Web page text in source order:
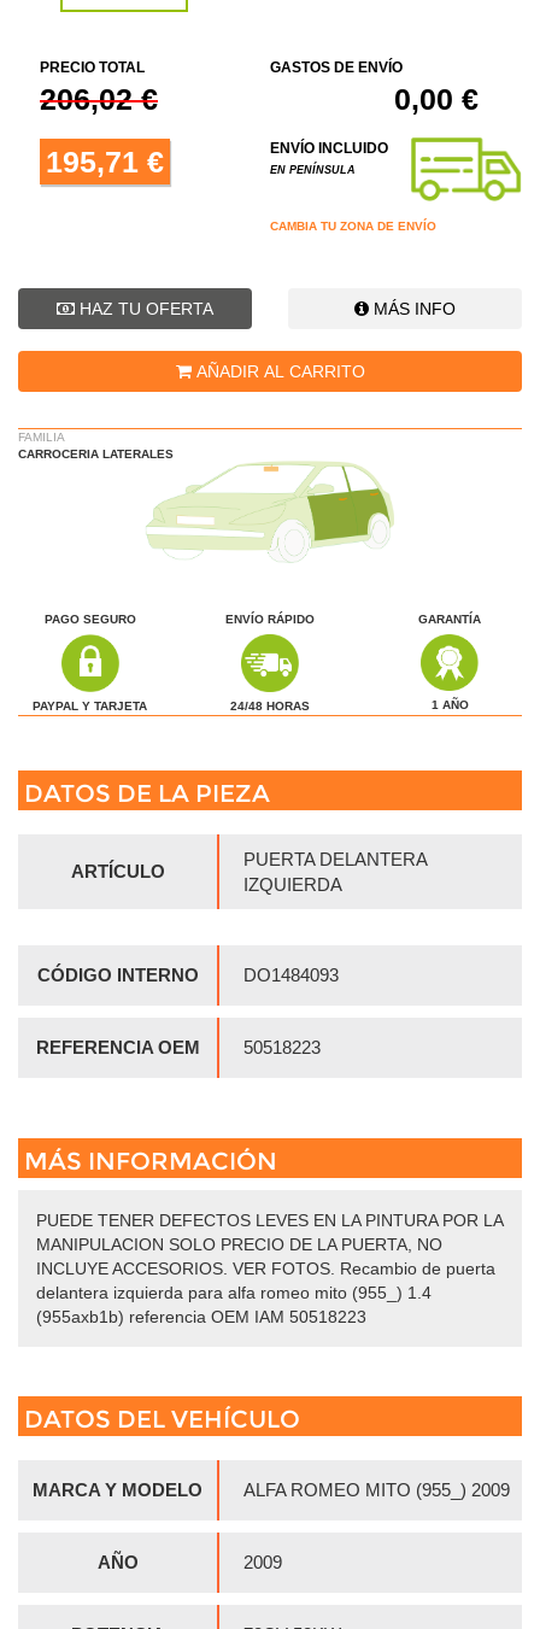
PRECIO TOTAL
206,02 €
195,71 €
GASTOS DE ENVÍO
0,00 €
ENVÍO INCLUIDO
EN PENÍNSULA
CAMBIA TU ZONA DE ENVÍO
HAZ TU OFERTA MÁS INFO
AÑADIR AL CARRITO
FAMILIA
CARROCERIA LATERALES
PAGO SEGURO
PAYPAL Y TARJETA
ENVÍO RÁPIDO
24/48 HORAS
GARANTÍA
1 AÑO
DATOS DE LA PIEZA
ARTÍCULO
PUERTA DELANTERA
IZQUIERDA
CÓDIGO INTERNO DO1484093
REFERENCIA OEM 50518223
MÁS INFORMACIÓN
PUEDE TENER DEFECTOS LEVES EN LA PINTURA POR LA
MANIPULACION SOLO PRECIO DE LA PUERTA, NO
INCLUYE ACCESORIOS. VER FOTOS. Recambio de puerta
delantera izquierda para alfa romeo mito (955_) 1.4
(955axb1b) referencia OEM IAM 50518223
DATOS DEL VEHÍCULO
MARCA Y MODELO ALFA ROMEO MITO (955_) 2009
AÑO 2009